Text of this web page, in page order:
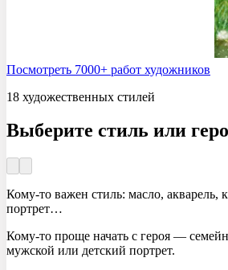
Посмотреть 7000+ работ художников
18 художественных стилей
Выберите стиль или
Кому-то важен стиль: масло, акварель,
портрет…
Кому-то проще начать с героя —
мужской или детский портрет.